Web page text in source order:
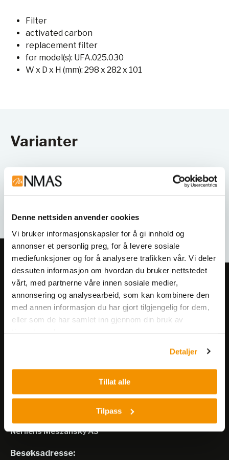
Denne nettsiden anvender cookies
Vi bruker informasjonskapsler for å gi innhold og
annonser et personlig preg, for å levere sosiale
mediefunksjoner og for å analysere trafikken vår. Vi deler
dessuten informasjon om hvordan du bruker nettstedet
vårt, med partnerne våre innen sosiale medier,
annonsering og analysearbeid, som kan kombinere den
med annen informasjon du har gjort tilgjengelig for dem,
eller som de har samlet inn gjennom din bruk av
Detaljer
Tillat alle
Tilpass
Filter
activated carbon
replacement filter
for model(s): UFA.025.030
W x D x H (mm): 298 x 282 x 101
Varianter
Meld deg på vårt nyhetsbrev!
Få informasjon om produkter,
arrangementer og kampanjer.
Nerliens Meszansky AS
Besøksadresse: